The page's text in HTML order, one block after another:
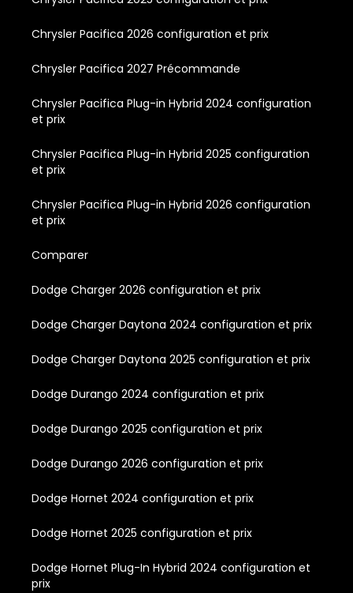
Chrysler Pacifica 2026 configuration et prix
Chrysler Pacifica 2027 Précommande
Chrysler Pacifica Plug-in Hybrid 2024 configuration
et prix
Chrysler Pacifica Plug-in Hybrid 2025 configuration
et prix
Chrysler Pacifica Plug-in Hybrid 2026 configuration
et prix
Comparer
Dodge Charger 2026 configuration et prix
Dodge Charger Daytona 2024 configuration et prix
Dodge Charger Daytona 2025 configuration et prix
Dodge Durango 2024 configuration et prix
Dodge Durango 2025 configuration et prix
Dodge Durango 2026 configuration et prix
Dodge Hornet 2024 configuration et prix
Dodge Hornet 2025 configuration et prix
Dodge Hornet Plug-In Hybrid 2024 configuration et
prix